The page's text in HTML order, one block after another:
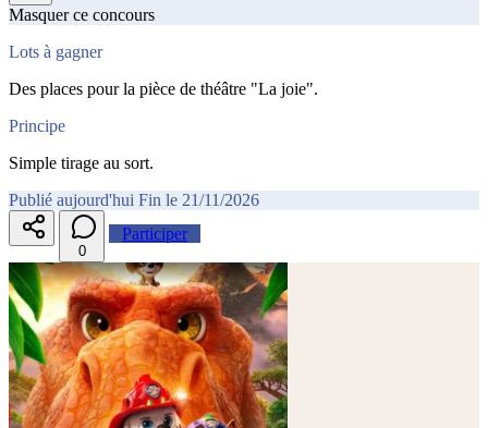
Masquer ce concours
Lots à gagner
Des places pour la pièce de théâtre "La joie".
Principe
Simple tirage au sort.
Publié aujourd'hui Fin le 21/11/2026
0
Participer